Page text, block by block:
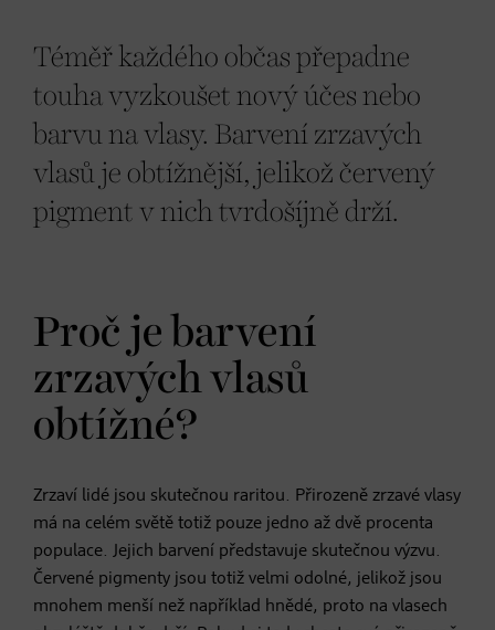
Téměř každého občas přepadne
touha vyzkoušet nový účes nebo
barvu na vlasy. Barvení zrzavých
vlasů je obtížnější, jelikož červený
pigment v nich tvrdošíjně drží.
Proč je barvení
zrzavých vlasů
obtížné?
Zrzaví lidé jsou skutečnou raritou. Přirozeně zrzavé vlasy
má na celém světě totiž pouze jedno až dvě procenta
populace. Jejich barvení představuje skutečnou výzvu.
Červené pigmenty jsou totiž velmi odolné, jelikož jsou
mnohem menší než například hnědé, proto na vlasech